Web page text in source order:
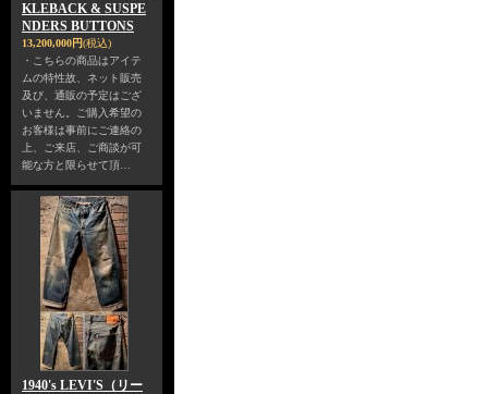
KLEBACK & SUSPE
NDERS BUTTONS
13,200,000円(税込)
・こちらの商品はアイテ
ムの特性故、ネット販売
及び、通販の予定はござ
いません。ご購入希望の
お客様は事前にご連絡の
上、ご来店、ご商談が可
能な方と限らせて頂…
1940's LEVI'S（リー